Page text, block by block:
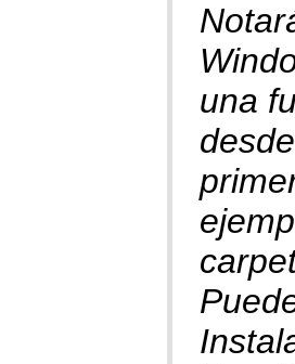
una